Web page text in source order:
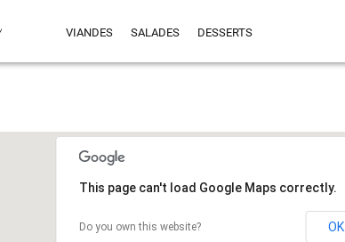
VIANDES SALADES DESSERTS
This page can't load Google Maps correctly.
Do you own this website? OK